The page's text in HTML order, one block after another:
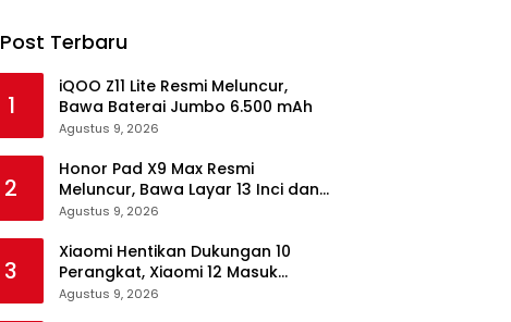
Post Terbaru
1
iQOO Z11 Lite Resmi Meluncur,
Bawa Baterai Jumbo 6.500 mAh
Agustus 9, 2026
2
Honor Pad X9 Max Resmi
Meluncur, Bawa Layar 13 Inci dan
Baterai 10.100 mAh
Agustus 9, 2026
3
Xiaomi Hentikan Dukungan 10
Perangkat, Xiaomi 12 Masuk
Daftar
Agustus 9, 2026